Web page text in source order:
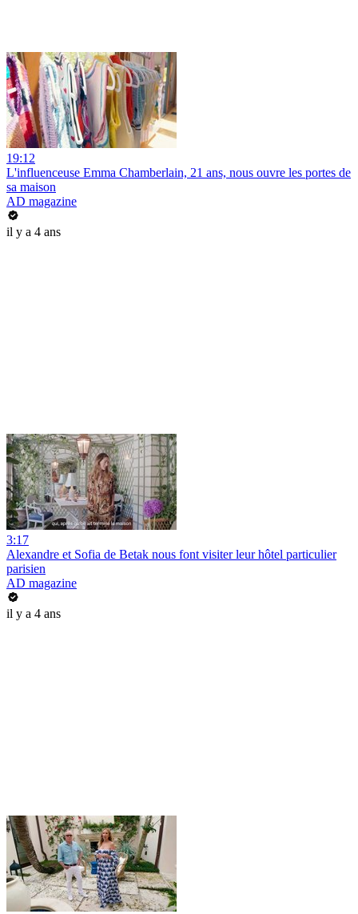
19:12
L'influenceuse Emma Chamberlain, 21 ans, nous ouvre les portes de
sa maison
AD magazine
il y a 4 ans
3:17
Alexandre et Sofia de Betak nous font visiter leur hôtel particulier
parisien
AD magazine
il y a 4 ans